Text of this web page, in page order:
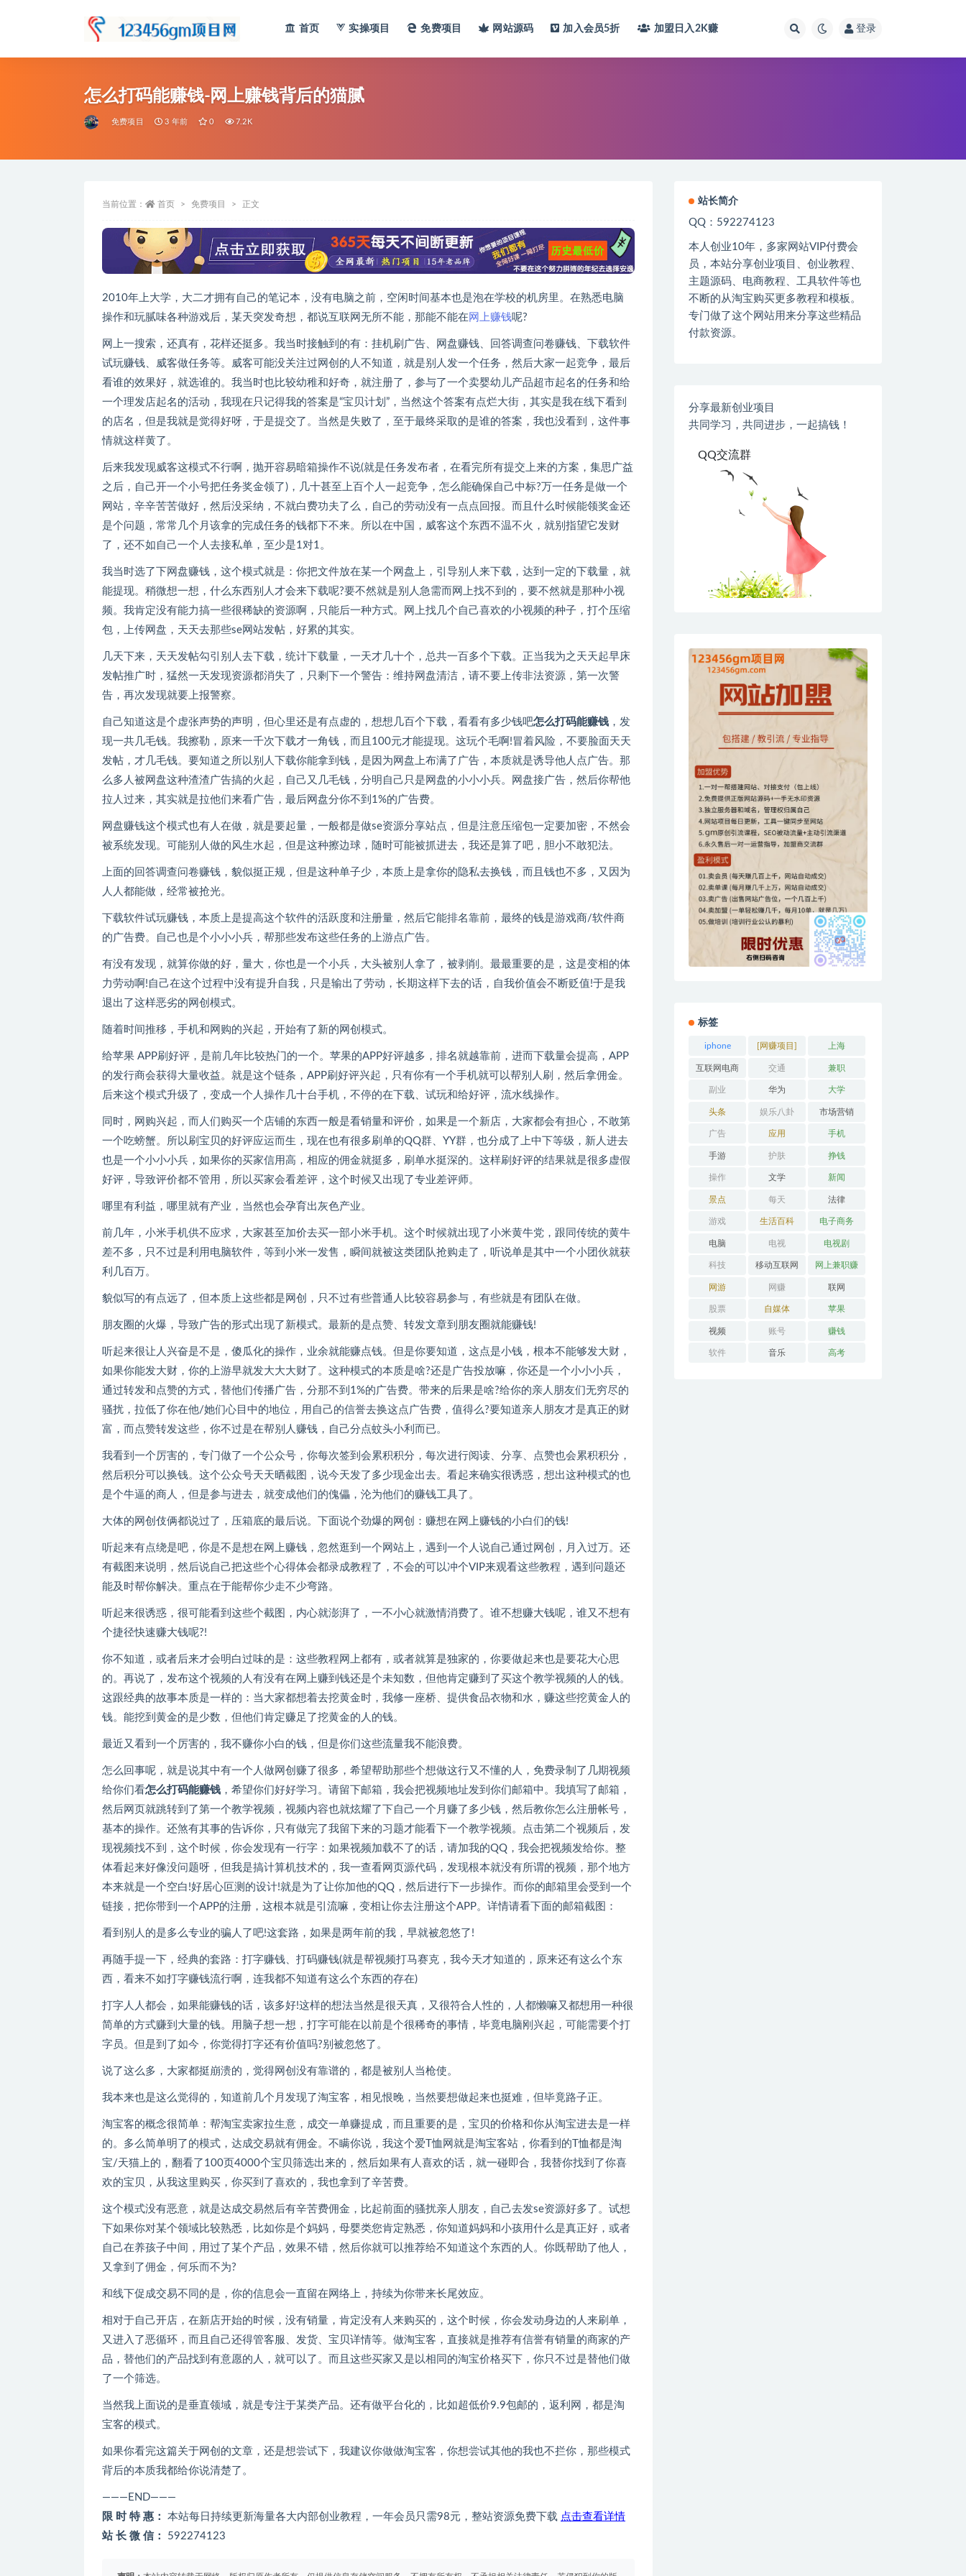
首页 实操项目 免费项目 网站源码 加入会员5折 加盟日入2K赚 登录
怎么打码能赚钱-网上赚钱背后的猫腻
免费项目 3 年前 0 7.2K
当前位置： 首页 免费项目 正文
2010年上大学，大二才拥有自己的笔记本，没有电脑之前，空闲时间基本也是泡在学校的机房里。在熟悉电脑
操作和玩腻味各种游戏后，某天突发奇想，都说互联网无所不能，那能不能在 网上赚钱呢?
网上一搜索，还真有，花样还挺多。我当时接触到的有：挂机刷广告、网盘赚钱、回答调查问卷赚钱、下载软件
试玩赚钱、威客做任务等。威客可能没关注过网创的人不知道，就是别人发一个任务，然后大家一起竞争，最后
看谁的效果好，就选谁的。我当时也比较幼稚和好奇，就注册了，参与了一个卖婴幼儿产品超市起名的任务和给
一个理发店起名的活动，我现在只记得我的答案是“宝贝计划”，当然这个答案有点烂大街，其实是我在线下看到
的店名，但是我就是觉得好呀，于是提交了。当然是失败了，至于最终采取的是谁的答案，我也没看到，这件事
情就这样黄了。
后来我发现威客这模式不行啊，抛开容易暗箱操作不说(就是任务发布者，在看完所有提交上来的方案，集思广益
之后，自己开一个小号把任务奖金领了)，几十甚至上百个人一起竞争，怎么能确保自己中标?万一任务是做一个
网站，辛辛苦苦做好，然后没采纳，不就白费功夫了么，自己的劳动没有一点点回报。而且什么时候能领奖金还
是个问题，常常几个月该拿的完成任务的钱都下不来。所以在中国，威客这个东西不温不火，就别指望它发财
了，还不如自己一个人去接私单，至少是1对1。
我当时选了下网盘赚钱，这个模式就是：你把文件放在某一个网盘上，引导别人来下载，达到一定的下载量，就
能提现。稍微想一想，什么东西别人才会来下载呢?要不然就是别人急需而网上找不到的，要不然就是那种小视
频。我肯定没有能力搞一些很稀缺的资源啊，只能后一种方式。网上找几个自己喜欢的小视频的种子，打个压缩
包，上传网盘，天天去那些se网站发帖，好累的其实。
几天下来，天天发帖勾引别人去下载，统计下载量，一天才几十个，总共一百多个下载。正当我为之天天起早床
发帖推广时，猛然一天发现资源都消失了，只剩下一个警告：维持网盘清洁，请不要上传非法资源，第一次警
告，再次发现就要上报警察。
自己知道这是个虚张声势的声明，但心里还是有点虚的，想想几百个下载，看看有多少钱吧怎么打码能赚钱 ，发
现一共几毛钱。我擦勒，原来一千次下载才一角钱，而且100元才能提现。这玩个毛啊!冒着风险，不要脸面天天
发帖，才几毛钱。要知道之所以别人下载你能拿到钱，是因为网盘上布满了广告，本质就是诱导他人点广告。那
么多人被网盘这种渣渣广告搞的火起，自己又几毛钱，分明自己只是网盘的小小小兵。网盘接广告，然后你帮他
拉人过来，其实就是拉他们来看广告，最后网盘分你不到1%的广告费。
网盘赚钱这个模式也有人在做，就是要起量，一般都是做se资源分享站点，但是注意压缩包一定要加密，不然会
被系统发现。可能别人做的风生水起，但是这种擦边球，随时可能被抓进去，我还是算了吧，胆小不敢犯法。
上面的回答调查问卷赚钱，貌似挺正规，但是这种单子少，本质上是拿你的隐私去换钱，而且钱也不多，又因为
人人都能做，经常被抢光。
下载软件试玩赚钱，本质上是提高这个软件的活跃度和注册量，然后它能排名靠前，最终的钱是游戏商/软件商
的广告费。自己也是个小小小兵，帮那些发布这些任务的上游点广告。
有没有发现，就算你做的好，量大，你也是一个小兵，大头被别人拿了，被剥削。最最重要的是，这是变相的体
力劳动啊!自己在这个过程中没有提升自我，只是输出了劳动，长期这样下去的话，自我价值会不断贬值!于是我
退出了这样恶劣的网创模式。
随着时间推移，手机和网购的兴起，开始有了新的网创模式。
给苹果 APP刷好评，是前几年比较热门的一个。苹果的APP好评越多，排名就越靠前，进而下载量会提高，APP
的发行商会获得大量收益。就是这个链条，APP刷好评兴起，只有你有一个手机就可以帮别人刷，然后拿佣金。
后来这个模式升级了，变成一个人操作几十台手机，不停的在下载、试玩和给好评，流水线操作。
同时，网购兴起，而人们购买一个店铺的东西一般是看销量和评价，如果是一个新店，大家都会有担心，不敢第
一个吃螃蟹。所以刷宝贝的好评应运而生，现在也有很多刷单的QQ群、YY群，也分成了上中下等级，新人进去
也是一个小小小兵，如果你的买家信用高，相应的佣金就挺多，刷单水挺深的。这样刷好评的结果就是很多虚假
好评，导致评价都不管用，所以买家会看差评，这个时候又出现了专业差评师。
哪里有利益，哪里就有产业，当然也会孕育出灰色产业。
前几年，小米手机供不应求，大家甚至加价去买一部小米手机。这个时候就出现了小米黄牛党，跟同传统的黄牛
差不多，只不过是利用电脑软件，等到小米一发售，瞬间就被这类团队抢购走了，听说单是其中一个小团伙就获
利几百万。
貌似写的有点远了，但本质上这些都是网创，只不过有些普通人比较容易参与，有些就是有团队在做。
朋友圈的火爆，导致广告的形式出现了新模式。最新的是点赞、转发文章到朋友圈就能赚钱!
听起来很让人兴奋是不是，傻瓜化的操作，业余就能赚点钱。但是你要知道，这点是小钱，根本不能够发大财，
如果你能发大财，你的上游早就发大大大财了。这种模式的本质是啥?还是广告投放嘛，你还是一个小小小兵，
通过转发和点赞的方式，替他们传播广告，分那不到1%的广告费。带来的后果是啥?给你的亲人朋友们无穷尽的
骚扰，拉低了你在他/她们心目中的地位，用自己的信誉去换这点广告费，值得么?要知道亲人朋友才是真正的财
富，而点赞转发这些，你不过是在帮别人赚钱，自己分点蚊头小利而已。
我看到一个厉害的，专门做了一个公众号，你每次签到会累积积分，每次进行阅读、分享、点赞也会累积积分，
然后积分可以换钱。这个公众号天天晒截图，说今天发了多少现金出去。看起来确实很诱惑，想出这种模式的也
是个牛逼的商人，但是参与进去，就变成他们的傀儡，沦为他们的赚钱工具了。
大体的网创伎俩都说过了，压箱底的最后说。下面说个劲爆的网创：赚想在网上赚钱的小白们的钱!
听起来有点绕是吧，你是不是想在网上赚钱，忽然逛到一个网站上，遇到一个人说自己通过网创，月入过万。还
有截图来说明，然后说自己把这些个心得体会都录成教程了，不会的可以冲个VIP来观看这些教程，遇到问题还
能及时帮你解决。重点在于能帮你少走不少弯路。
听起来很诱惑，很可能看到这些个截图，内心就澎湃了，一不小心就激情消费了。谁不想赚大钱呢，谁又不想有
个捷径快速赚大钱呢?!
你不知道，或者后来才会明白过味的是：这些教程网上都有，或者就算是独家的，你要做起来也是要花大心思
的。再说了，发布这个视频的人有没有在网上赚到钱还是个未知数，但他肯定赚到了买这个教学视频的人的钱。
这跟经典的故事本质是一样的：当大家都想着去挖黄金时，我修一座桥、提供食品衣物和水，赚这些挖黄金人的
钱。能挖到黄金的是少数，但他们肯定赚足了挖黄金的人的钱。
最近又看到一个厉害的，我不赚你小白的钱，但是你们这些流量我不能浪费。
怎么回事呢，就是说其中有一个人做网创赚了很多，希望帮助那些个想做这行又不懂的人，免费录制了几期视频
给你们看怎么打码能赚钱 ，希望你们好好学习。请留下邮箱，我会把视频地址发到你们邮箱中。我填写了邮箱，
然后网页就跳转到了第一个教学视频，视频内容也就炫耀了下自己一个月赚了多少钱，然后教你怎么注册帐号，
基本的操作。还煞有其事的告诉你，只有做完了我留下来的习题才能看下一个教学视频。点击第二个视频后，发
现视频找不到，这个时候，你会发现有一行字：如果视频加载不了的话，请加我的QQ，我会把视频发给你。整
体看起来好像没问题呀，但我是搞计算机技术的，我一查看网页源代码，发现根本就没有所谓的视频，那个地方
本来就是一个空白!好居心叵测的设计!就是为了让你加他的QQ，然后进行下一步操作。而你的邮箱里会受到一个
链接，把你带到一个APP的注册，这根本就是引流嘛，变相让你去注册这个APP。详情请看下面的邮箱截图：
看到别人的是多么专业的骗人了吧!这套路，如果是两年前的我，早就被忽悠了!
再随手提一下，经典的套路：打字赚钱、打码赚钱(就是帮视频打马赛克，我今天才知道的，原来还有这么个东
西，看来不如打字赚钱流行啊，连我都不知道有这么个东西的存在)
打字人人都会，如果能赚钱的话，该多好!这样的想法当然是很天真，又很符合人性的，人都懒嘛又都想用一种很
简单的方式赚到大量的钱。用脑子想一想，打字可能在以前是个很稀奇的事情，毕竟电脑刚兴起，可能需要个打
字员。但是到了如今，你觉得打字还有价值吗?别被忽悠了。
说了这么多，大家都挺崩溃的，觉得网创没有靠谱的，都是被别人当枪使。
我本来也是这么觉得的，知道前几个月发现了淘宝客，相见恨晚，当然要想做起来也挺难，但毕竟路子正。
淘宝客的概念很简单：帮淘宝卖家拉生意，成交一单赚提成，而且重要的是，宝贝的价格和你从淘宝进去是一样
的。多么简单明了的模式，达成交易就有佣金。不瞒你说，我这个爱T恤网就是淘宝客站，你看到的T恤都是淘
宝/天猫上的，翻看了100页4000个宝贝筛选出来的，然后如果有人喜欢的话，就一碰即合，我替你找到了你喜
欢的宝贝，从我这里购买，你买到了喜欢的，我也拿到了辛苦费。
这个模式没有恶意，就是达成交易然后有辛苦费佣金，比起前面的骚扰亲人朋友，自己去发se资源好多了。试想
下如果你对某个领域比较熟悉，比如你是个妈妈，母婴类您肯定熟悉，你知道妈妈和小孩用什么是真正好，或者
自己在养孩子中间，用过了某个产品，效果不错，然后你就可以推荐给不知道这个东西的人。你既帮助了他人，
又拿到了佣金，何乐而不为?
和线下促成交易不同的是，你的信息会一直留在网络上，持续为你带来长尾效应。
相对于自己开店，在新店开始的时候，没有销量，肯定没有人来购买的，这个时候，你会发动身边的人来刷单，
又进入了恶循环，而且自己还得管客服、发货、宝贝详情等。做淘宝客，直接就是推荐有信誉有销量的商家的产
品，替他们的产品找到有意愿的人，就可以了。而且这些买家又是以相同的淘宝价格买下，你只不过是替他们做
了一个筛选。
当然我上面说的是垂直领域，就是专注于某类产品。还有做平台化的，比如超低价9.9包邮的，返利网，都是淘
宝客的模式。
如果你看完这篇关于网创的文章，还是想尝试下，我建议你做做淘宝客，你想尝试其他的我也不拦你，那些模式
背后的本质我都给你说清楚了。
———END———
限 时 特 惠： 本站每日持续更新海量各大内部创业教程，一年会员只需98元，整站资源免费下载 点击查看详情
站 长 微 信： 592274123
站长简介
QQ：592274123
本人创业10年，多家网站VIP付费会
员，本站分享创业项目、创业教程、
主题源码、电商教程、工具软件等也
不断的从淘宝购买更多教程和模板。
专门做了这个网站用来分享这些精品
付款资源。
分享最新创业项目
共同学习，共同进步，一起搞钱！
QQ交流群
标签
iphone [网赚项目] 上海
互联网电商 交通 兼职
副业 华为 大学
头条 娱乐八卦 市场营销
广告 应用 手机
手游 护肤 挣钱
操作 文学 新闻
景点 每天 法律
游戏 生活百科 电子商务
电脑 电视 电视剧
科技 移动互联网 网上兼职赚
钱
网游 网赚 联网
股票 自媒体 苹果
视频 账号 赚钱
软件 音乐 高考